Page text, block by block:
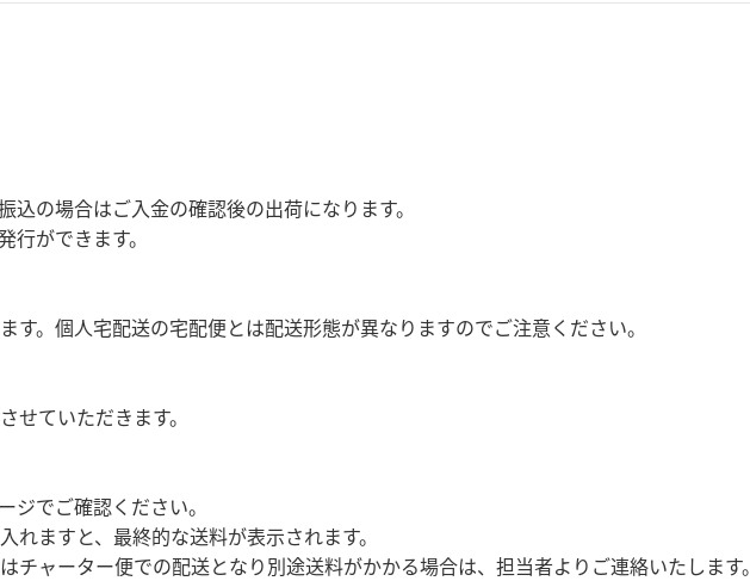
の場合はご入金の確認後の出荷になります。
ができます。
す。個人宅配送の宅配便とは配送形態が異なりますのでご注意ください。
せていただきます。
ジでご確認ください。
ますと、最終的な送料が表示されます。
チャーター便での配送となり別途送料がかかる場合は、担当者よりご連絡いたします。